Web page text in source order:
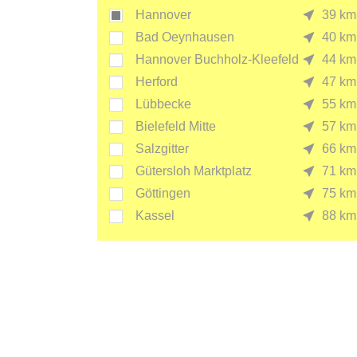
Hannover
39 km
Bad Oeynhausen
40 km
Hannover Buchholz-Kleefeld
44 km
Herford
47 km
Lübbecke
55 km
Bielefeld Mitte
57 km
Salzgitter
66 km
Gütersloh Marktplatz
71 km
Göttingen
75 km
Kassel
88 km